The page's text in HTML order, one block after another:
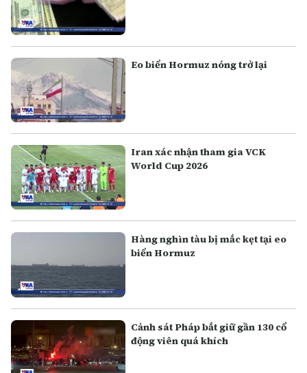
Eo biển Hormuz nóng trở lại
Iran xác nhận tham gia VCK
World Cup 2026
Hàng nghìn tàu bị mắc kẹt tại eo
biển Hormuz
Cảnh sát Pháp bắt giữ gần 130 cổ
động viên quá khích